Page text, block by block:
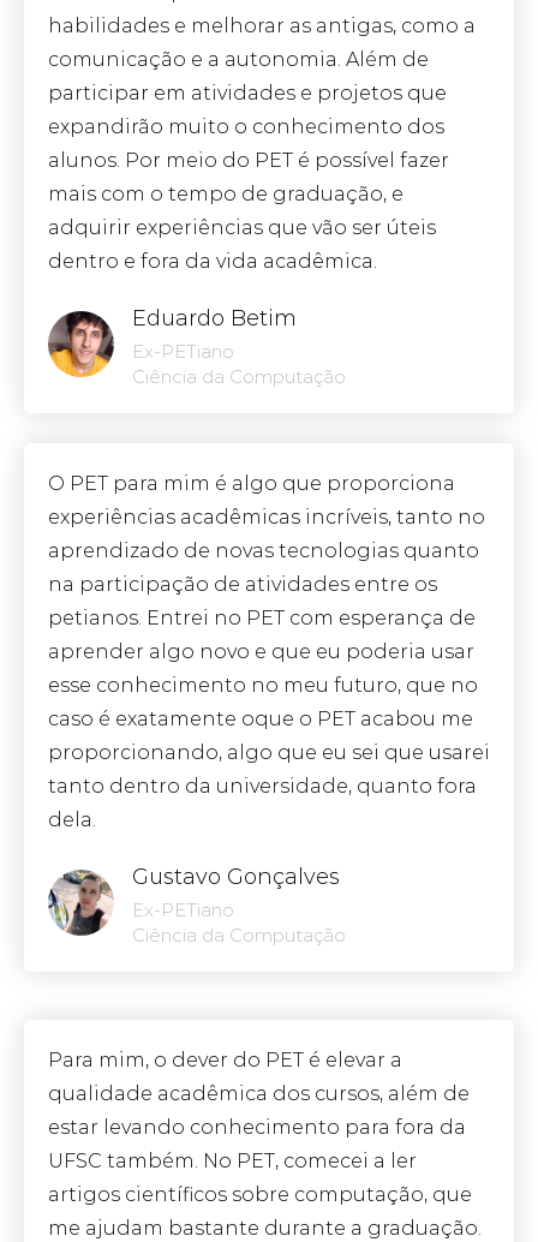
habilidades e melhorar as antigas, como a
comunicação e a autonomia. Além de
participar em atividades e projetos que
expandirão muito o conhecimento dos
alunos. Por meio do PET é possível fazer
mais com o tempo de graduação, e
adquirir experiências que vão ser úteis
dentro e fora da vida acadêmica.
Eduardo Betim
Ex-PETiano
Ciência da Computação
O PET para mim é algo que proporciona
experiências acadêmicas incríveis, tanto no
aprendizado de novas tecnologias quanto
na participação de atividades entre os
petianos. Entrei no PET com esperança de
aprender algo novo e que eu poderia usar
esse conhecimento no meu futuro, que no
caso é exatamente oque o PET acabou me
proporcionando, algo que eu sei que usarei
tanto dentro da universidade, quanto fora
dela.
Gustavo Gonçalves
Ex-PETiano
Ciência da Computação
Para mim, o dever do PET é elevar a
qualidade acadêmica dos cursos, além de
estar levando conhecimento para fora da
UFSC também. No PET, comecei a ler
artigos científicos sobre computação, que
me ajudam bastante durante a graduação.